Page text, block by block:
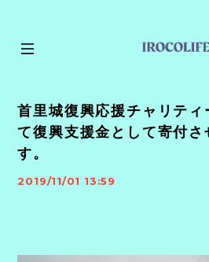
首里城復興応援チャリテ
て復興支援金として寄付さ
す。
2019/11/01 13:59